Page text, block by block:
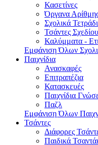
Κασετίνες
Όργανα
Σχολικά
Τσάντες
Καλύμματα -
Εμφάνιση Όλων
Παιχνίδια
Ανασκαφές
Επιτραπέζια
Κατασκευές
Παιχνίδια
Παζλ
Εμφάνιση Όλων
Τσάντες
Διάφορες
Παιδικά